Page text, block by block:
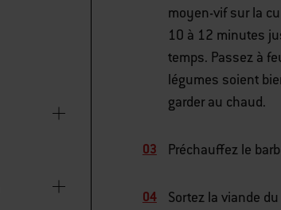
moyen-vif sur la
10 à 12 minutes
temps. Passez à
légumes soient
garder au chaud.
Préchauffez le
Sortez la viande